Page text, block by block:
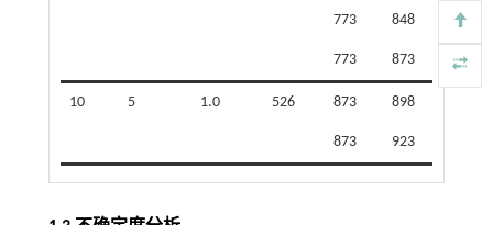
773 848
773 873
10 5 1.0 526 873 898
873 923